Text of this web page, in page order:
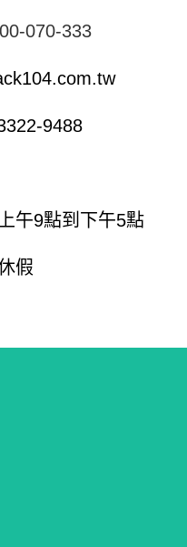
070-333
9488
午9點到下午5點
假